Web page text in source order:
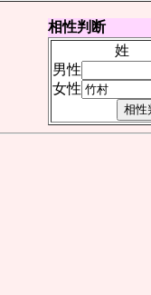
相性判断
姓
男性
女性